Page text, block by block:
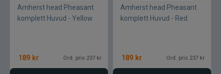
Amherst head Pheasant
komplett Huvud - Yellow
189 kr Ord. pris 237 kr
Amherst head Pheasant
komplett Huvud - Red
189 kr Ord. pris 237 kr